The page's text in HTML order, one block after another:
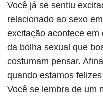
Você já se sentiu
relacionado ao sexo
excitação acontece
da bolha sexual que
costumam pensar.
quando estamos
Você se lembra de um